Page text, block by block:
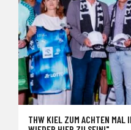
THW KIEL ZUM ACHTEN MAL